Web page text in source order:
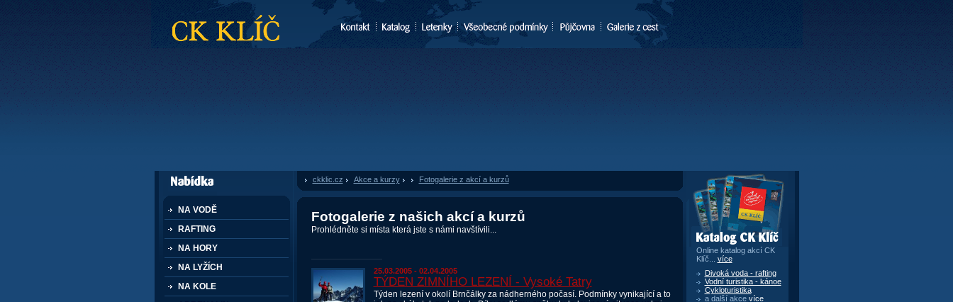
CK Klíč
dále nabízí
NA VODĚ
RAFTING
NA HORY
NA LYŽÍCH
NA KOLE
ckklic.cz Akce a kurzy» Fotogalerie z akcí a kurzů
Fotogalerie z našich akcí a kurzů
Prohlédněte si místa která jste s námi navštívili...
25.03.2005 - 02.04.2005
TÝDEN ZIMNÍHO LEZENÍ - Vysoké Tatry
Týden lezení v okolí Brnčálky za nádherného počasí. Podmínky vynikající a to
Katalog CK Klíč
Online katalog akcí CK
Klíč... více
Divoká voda - rafting
Vodní turistika - kánoe
Cykloturistika
a další akce více